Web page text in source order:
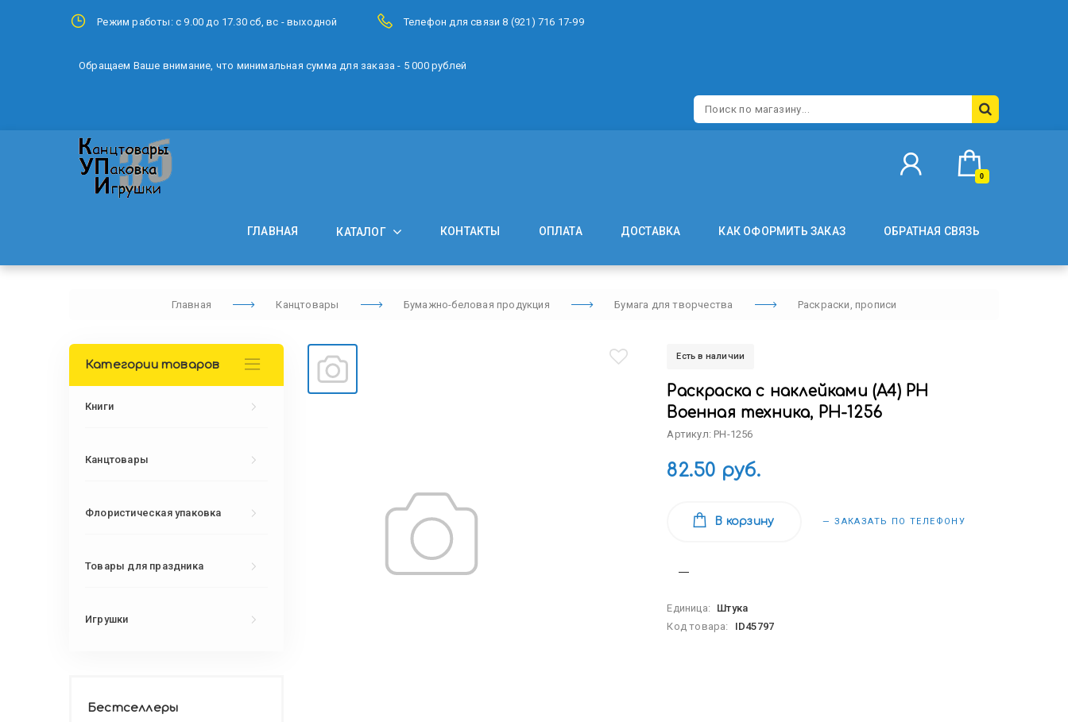
Режим работы: с 9.00 до 17.30 сб, вс - выходной Телефон для связи 8 (921) 716 17-99
Обращаем Ваше внимание, что минимальная сумма для заказа - 5 000 рублей
0
ГЛАВНАЯ КАТАЛОГ КОНТАКТЫ ОПЛАТА ДОСТАВКА КАК ОФОРМИТЬ ЗАКАЗ ОБРАТНАЯ СВЯЗЬ
Главная Канцтовары Бумажно-беловая продукция Бумага для творчества Раскраски, прописи
Есть в наличии
Раскраска с наклейками (А4) РН
Военная техника, РН-1256
Артикул: РН-1256
82.50 руб.
В корзину — ЗАКАЗАТЬ ПО ТЕЛЕФОНУ
Единица:
Штука
Код товара:
ID45797
Категории товаров
Книги
Канцтовары
Флористическая упаковка
Товары для праздника
Игрушки
Бестселлеры